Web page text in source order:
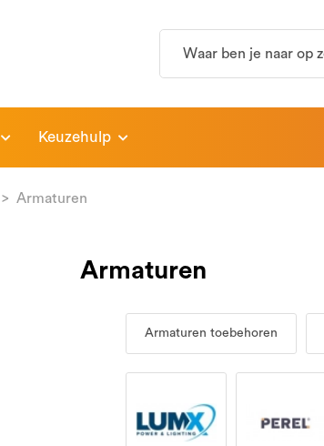
Keuzehulp
Armaturen
Armaturen
Armaturen toebehoren